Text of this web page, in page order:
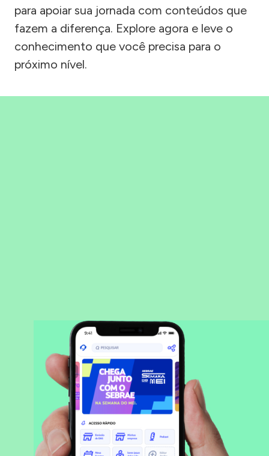
para apoiar sua jornada com conteúdos que
fazem a diferença. Explore agora e leve o
conhecimento que você precisa para o
próximo nível.